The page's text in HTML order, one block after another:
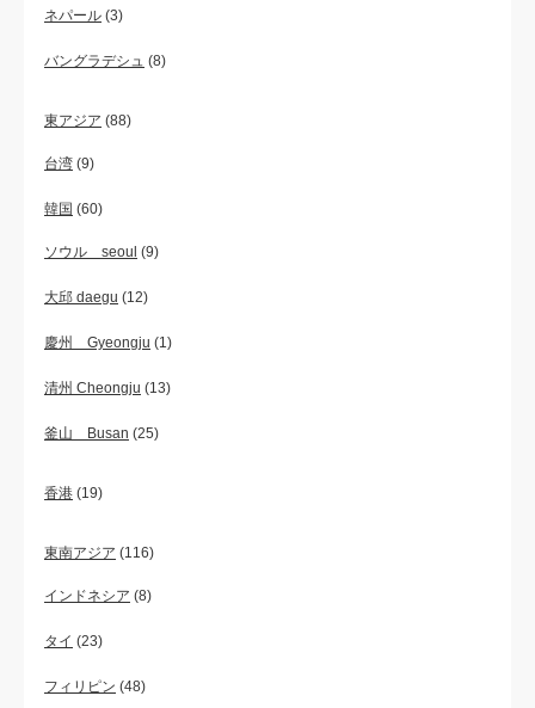
ネパール (3)
バングラデシュ (8)
東アジア (88)
台湾 (9)
韓国 (60)
ソウル seoul (9)
大邱 daegu (12)
慶州 Gyeongju (1)
清州 Cheongju (13)
釜山 Busan (25)
香港 (19)
東南アジア (116)
インドネシア (8)
タイ (23)
フィリピン (48)